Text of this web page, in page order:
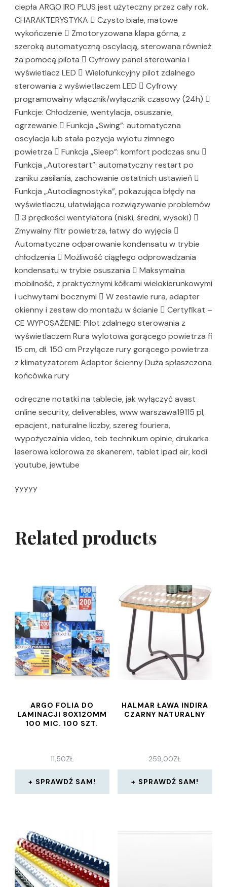
ciepła ARGO IRO PLUS jest użyteczny przez cały rok.
CHARAKTERYSTYKA  Czysto białe, matowe
wykończenie  Zmotoryzowana klapa górna, z
szeroką automatyczną oscylacją, sterowana również
za pomocą pilota  Cyfrowy panel sterowania i
wyświetlacz LED  Wielofunkcyjny pilot zdalnego
sterowania z wyświetlaczem LED  Cyfrowy
programowalny włącznik/wyłącznik czasowy (24h) 
Funkcje: Chłodzenie, wentylacja, osuszanie,
ogrzewanie  Funkcja „Swing”: automatyczna
oscylacja lub stała pozycja wylotu zimnego
powietrza  Funkcja „Sleep”: komfort podczas snu 
Funkcja „Autorestart”: automatyczny restart po
zaniku zasilania, zachowanie ostatnich ustawień 
Funkcja „Autodiagnostyka”, pokazująca błędy na
wyświetlaczu, ułatwiająca rozwiązywanie problemów
 3 prędkości wentylatora (niski, średni, wysoki) 
Zmywalny filtr powietrza, łatwy do wyjęcia 
Automatyczne odparowanie kondensatu w trybie
chłodzenia  Możliwość ciągłego odprowadzania
kondensatu w trybie osuszania  Maksymalna
mobilność, z praktycznymi kółkami wielokierunkowymi
i uchwytami bocznymi  W zestawie rura, adapter
okienny i zestaw do montażu w ścianie  Certyfikat –
CE WYPOSAŻENIE: Pilot zdalnego sterowania z
wyświetlaczem Rura wylotowa gorącego powietrza fi
15 cm, dł. 150 cm Przyłącze rury gorącego powietrza
z klimatyzatorem Adaptor ścienny Duża spłaszczona
końcówka rury
odręczne notatki na tablecie, jak wyłączyć avast
online security, deliverables, www warszawa19115 pl,
epacjent, naturalne liczby, szereg fouriera,
wypożyczalnia video, teb technikum opinie, drukarka
laserowa kolorowa ze skanerem, tablet ipad air, kodi
youtube, jewtube
yyyyy
Related products
ARGO FOLIA DO
LAMINACJI 80X120MM
100 MIC. 100 SZT.
11,50ZŁ
SPRAWDŹ SAM!
HALMAR ŁAWA INDIRA
CZARNY NATURALNY
259,00ZŁ
SPRAWDŹ SAM!